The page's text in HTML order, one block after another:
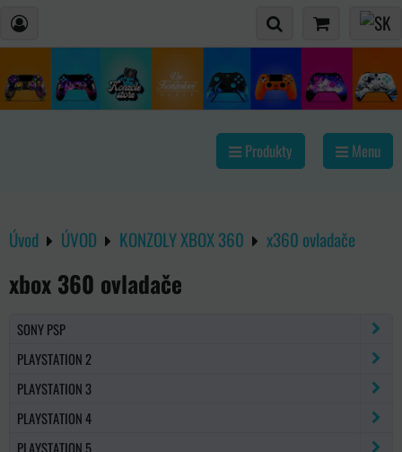
Produkty Menu
Úvod ÚVOD KONZOLY XBOX 360 x360 ovladače
xbox 360 ovladače
SONY PSP
PLAYSTATION 2
PLAYSTATION 3
PLAYSTATION 4
PLAYSTATION 5